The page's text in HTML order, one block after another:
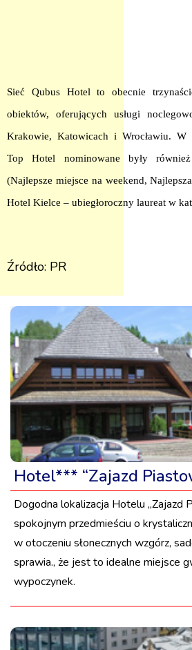
Sieć Qubus Hotel to obecnie
obiektów, oferujących usługi
Krakowie, Katowicach i Wrocławiu. W
Top Hotel nominowane były
(Najlepsze miejsce na weekend,
Hotel Kielce – ubiegłoroczny laureat w
Źródło: PR
Hotel*** “Zajazd
Dogodna lokalizacja Hotelu „Zajazd
spokojnym przedmieściu o
w otoczeniu słonecznych wzgórz,
sprawia., że jest to idealne miejsce
wypoczynek.